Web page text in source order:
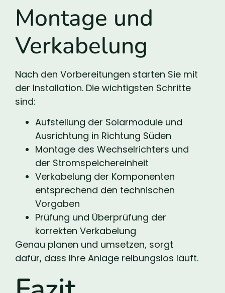
Montage und
Verkabelung
Nach den Vorbereitungen starten Sie mit
der Installation. Die wichtigsten Schritte
sind:
Aufstellung der Solarmodule und
Ausrichtung in Richtung Süden
Montage des Wechselrichters und
der Stromspeichereinheit
Verkabelung der Komponenten
entsprechend den technischen
Vorgaben
Prüfung und Überprüfung der
korrekten Verkabelung
Genau planen und umsetzen, sorgt
dafür, dass Ihre Anlage reibungslos läuft.